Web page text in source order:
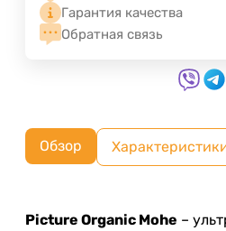
Гарантия качества
Обратная связь
Обзор
Picture Organic Mohe –